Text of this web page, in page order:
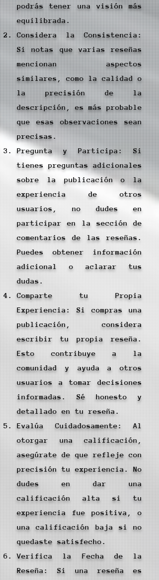
podrás tener una visión más
equilibrada.
Considera la Consistencia:
Si notas que varias reseñas
mencionan aspectos
similares, como la calidad o
la precisión de la
descripción, es más probable
que esas observaciones sean
precisas.
Pregunta y Participa: Si
tienes preguntas adicionales
sobre la publicación o la
experiencia de otros
usuarios, no dudes en
participar en la sección de
comentarios de las reseñas.
Puedes obtener información
adicional o aclarar tus
dudas.
Comparte tu Propia
Experiencia: Si compras una
publicación, considera
escribir tu propia reseña.
Esto contribuye a la
comunidad y ayuda a otros
usuarios a tomar decisiones
informadas. Sé honesto y
detallado en tu reseña.
Evalúa Cuidadosamente: Al
otorgar una calificación,
asegúrate de que refleje con
precisión tu experiencia. No
dudes en dar una
calificación alta si tu
experiencia fue positiva, o
una calificación baja si no
quedaste satisfecho.
Verifica la Fecha de la
Reseña: Si una reseña es